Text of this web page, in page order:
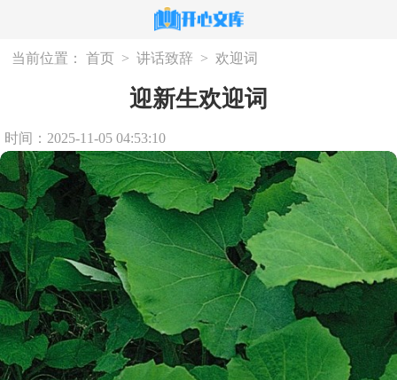
当前位置： 首页 > 讲话致辞 > 欢迎词
迎新生欢迎词
时间：2025-11-05 04:53:10